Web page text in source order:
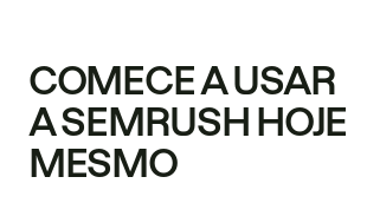
COMECE A USAR
A SEMRUSH HOJE
MESMO